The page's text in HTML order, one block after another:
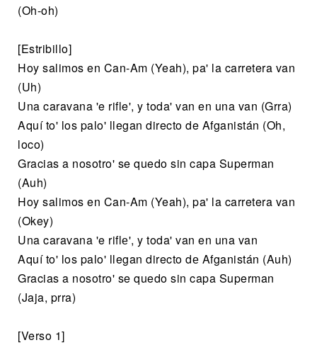
(Oh-oh)
[Estribillo]
Hoy salimos en Can-Am (Yeah), pa' la carretera van
(Uh)
Una caravana 'e rifle', y toda' van en una van (Grra)
Aquí to' los palo' llegan directo de Afganistán (Oh,
loco)
Gracias a nosotro' se quedo sin capa Superman
(Auh)
Hoy salimos en Can-Am (Yeah), pa' la carretera van
(Okey)
Una caravana 'e riflе', y toda' van en una van
Aquí to' los palo' llegan directo dе Afganistán (Auh)
Gracias a nosotro' se quedo sin capa Superman
(Jaja, prra)
[Verso 1]